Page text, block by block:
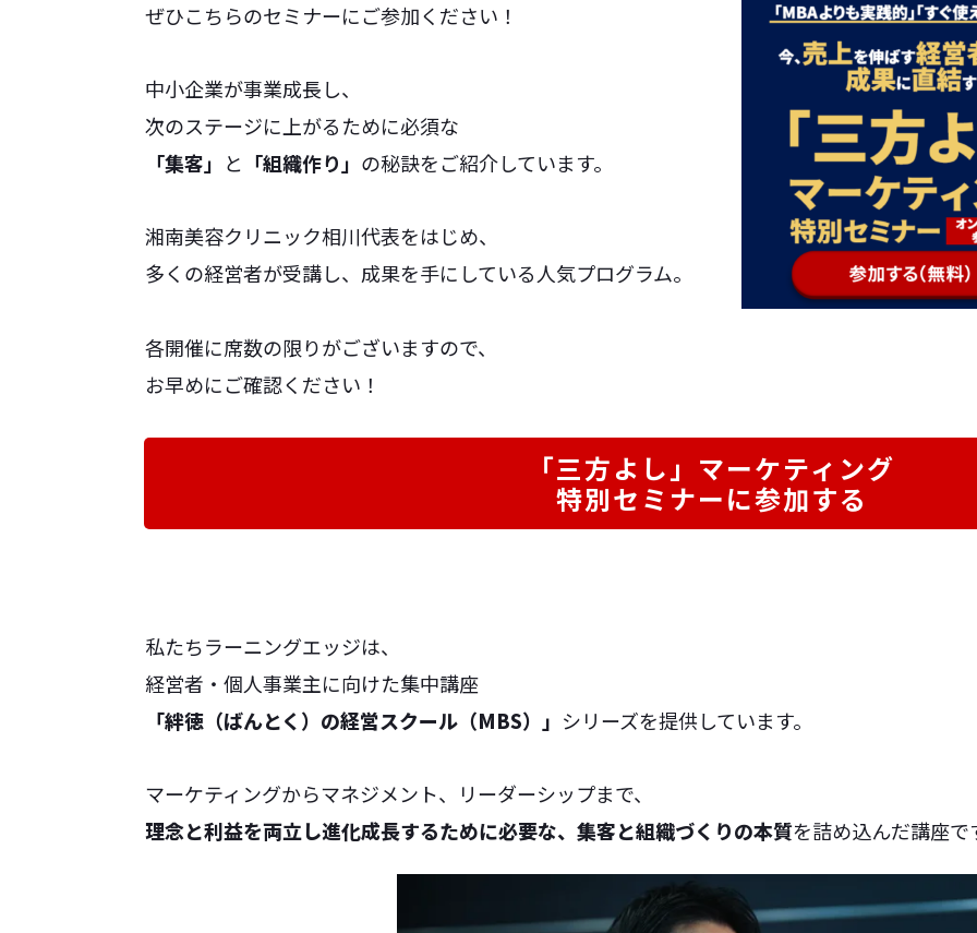
ぜひこちらのセミナーにご参加ください！
中小企業が事業成長し、
次のステージに上がるために必須な
「集客」 と 「組織作り」 の秘訣をご紹介しています。
湘南美容クリニック相川代表をはじめ、
多くの経営者が受講し、成果を手にしている人気プログラム。
各開催に席数の限りがございますので、
お早めにご確認ください！
「三方よし」マーケティング
特別セミナーに参加する
私たちラーニングエッジは、
経営者・個人事業主に向けた集中講座
「絆徳（ばんとく）の経営スクール（MBS）」 シリーズを提供しています。
マーケティングからマネジメント、リーダーシップまで、
理念と利益を両立し進化成長するために必要な、集客と組織づくりの本質を詰め込んだ講座で